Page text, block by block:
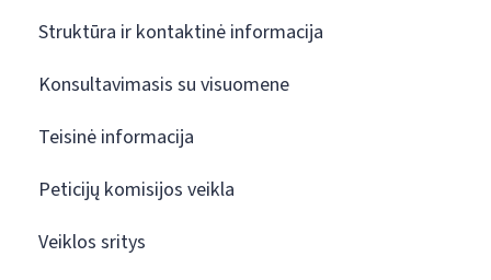
Struktūra ir kontaktinė informacija
Konsultavimasis su visuomene
Teisinė informacija
Peticijų komisijos veikla
Veiklos sritys